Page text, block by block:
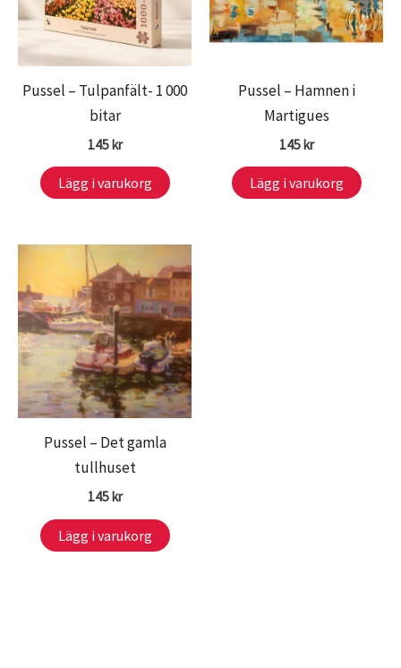
Pussel – Tulpanfält- 1 000
bitar
145kr
Lägg i varukorg
Pussel – Hamnen i
Martigues
145kr
Lägg i varukorg
Pussel – Det gamla
tullhuset
145kr
Lägg i varukorg